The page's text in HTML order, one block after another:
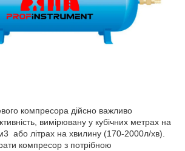
компресора дійсно важливо
вимірювану у кубічних метрах на
або літрах на хвилину (170-2000л/хв).
компресор з потрібною